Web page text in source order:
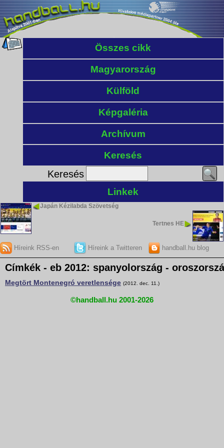
Összes cikk
Magyarország
Külföld
Képgaléria
Archívum
Keresés
Keresés
Linkek
Japán Kézilabda Szövetség
Tertnes HE
Híreink RSS-en Híreink a Twitteren handball.hu blog
Címkék - eb 2012: spanyolország -
Megtört Montenegró veretlensége (2012. dec. 11.)
©handball.hu 2001-2026